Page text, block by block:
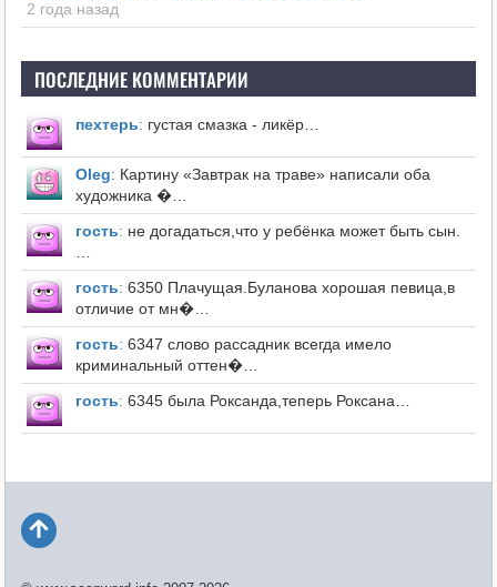
2 года назад
ПОСЛЕДНИЕ КОММЕНТАРИИ
пехтерь: густая смазка - ликёр…
Оleg: Картину «Завтрак на траве» написали оба
художника �…
гость: не догадаться,что у ребёнка может быть сын.
…
гость: 6350 Плачущая.Буланова хорошая певица,в
отличие от мн�…
гость: 6347 слово рассадник всегда имело
криминальный оттен�…
гость: 6345 была Роксанда,теперь Роксана…